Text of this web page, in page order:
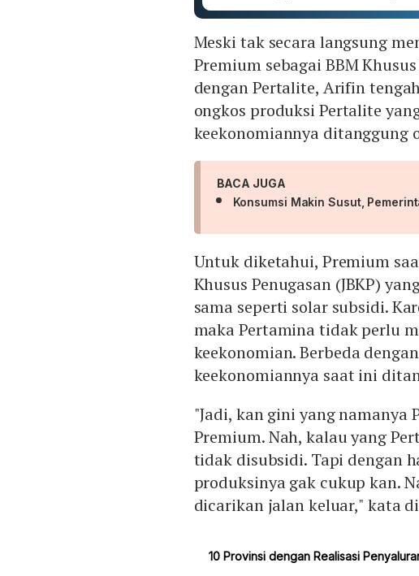
Meski tak secara langsung
Premium sebagai BBM
dengan Pertalite, Arifin
ongkos produksi Pertalite
keekonomiannya ditanggung
BACA JUGA
Konsumsi Makin Susut,
Untuk diketahui, Premium
Khusus Penugasan (JBKP)
sama seperti solar subsidi.
maka Pertamina tidak perlu
keekonomian. Berbeda
keekonomiannya saat ini
"Jadi, kan gini yang namanya
Premium. Nah, kalau yang
tidak disubsidi. Tapi dengan
produksinya gak cukup kan.
dicarikan jalan keluar," kata